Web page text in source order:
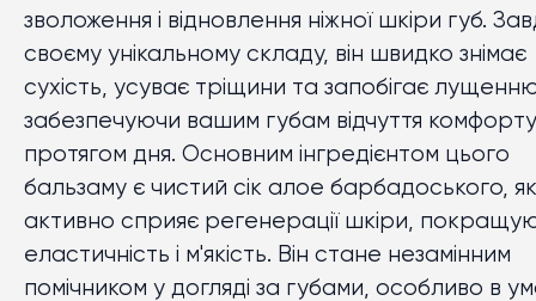
зволоження і відновлення ніжної шкіри губ.
своєму унікальному складу, він швидко знімає
сухість, усуває тріщини та запобігає
забезпечуючи вашим губам відчуття комфорту
протягом дня. Основним інгредієнтом цього
бальзаму є чистий сік алое барбадоського,
активно сприяє регенерації шкіри,
еластичність і м'якість. Він стане незамінним
помічником у догляді за губами, особливо в